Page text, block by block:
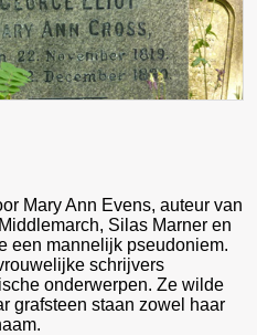
Mary Ann Evens, auteur van
Silas Marner en
een mannelijk pseudoniem.
schrijvers
onderwerpen. Ze wilde
grafsteen staan zowel haar